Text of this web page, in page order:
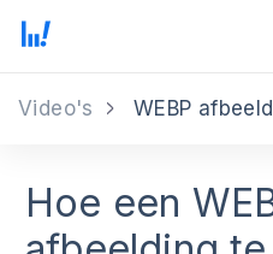
Video's WEBP
Hoe een